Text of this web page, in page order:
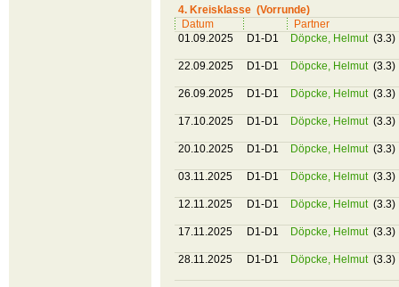
4. Kreisklasse (Vorrunde)
Datum
Partner
01.09.2025
D1-D1 Döpcke, Helmut (3.3)
22.09.2025 D1-D1 Döpcke, Helmut (3.3)
26.09.2025 D1-D1 Döpcke, Helmut (3.3)
17.10.2025 D1-D1 Döpcke, Helmut (3.3)
20.10.2025 D1-D1 Döpcke, Helmut (3.3)
03.11.2025 D1-D1 Döpcke, Helmut (3.3)
12.11.2025 D1-D1 Döpcke, Helmut (3.3)
17.11.2025 D1-D1 Döpcke, Helmut (3.3)
28.11.2025 D1-D1 Döpcke, Helmut (3.3)